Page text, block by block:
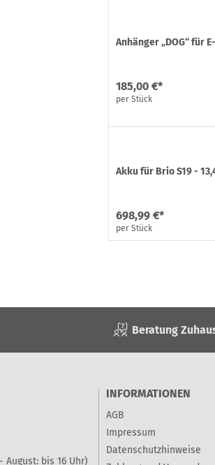
Anhänger „DOG“ für
185,00 €*
per Stück
Akku für Brio S19 -
698,99 €*
per Stück
Beratung
August: bis 16 Uhr)
INFORMATIONEN
AGB
Impressum
Datenschutzhinweise